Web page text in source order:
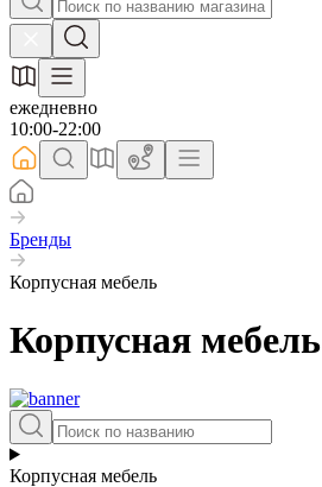
ежедневно
10:00-22:00
Бренды
Корпусная мебель
Корпусная мебель
Корпусная мебель